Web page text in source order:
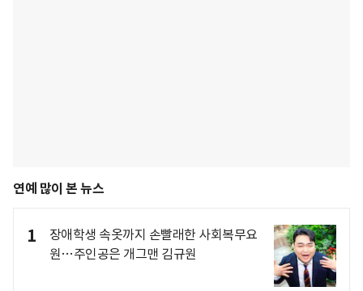
연예 많이 본 뉴스
1
장애학생 속옷까지 손빨래한 사회복무요
원…주인공은 개그맨 김규원